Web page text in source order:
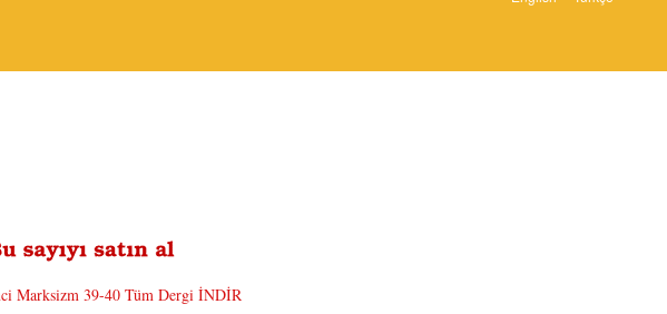
Marksizm 39-40 Tüm Dergi İNDİR